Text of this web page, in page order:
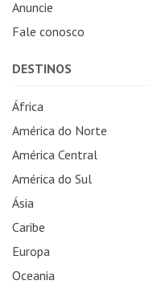
Anuncie
Fale conosco
DESTINOS
África
América do Norte
América Central
América do Sul
Ásia
Caribe
Europa
Oceania